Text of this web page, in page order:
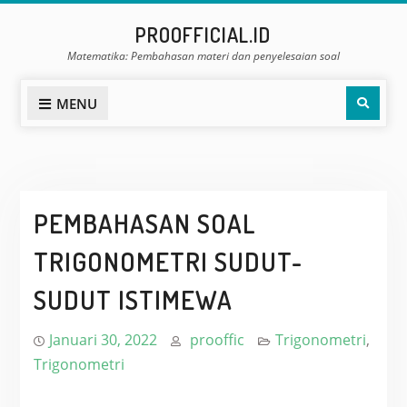
PROOFFICIAL.ID
Matematika: Pembahasan materi dan penyelesaian soal
MENU
PEMBAHASAN SOAL
TRIGONOMETRI SUDUT-
SUDUT ISTIMEWA
Januari 30, 2022 prooffic Trigonometri,
Trigonometri